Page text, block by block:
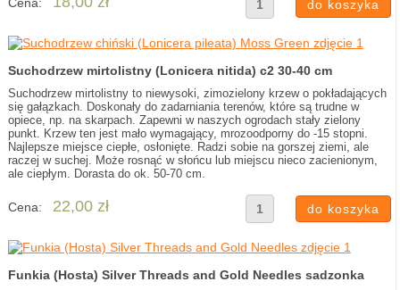
Suchodrzew mirtolistny (Lonicera nitida) c2 30-40 cm
Suchodrzew mirtolistny to niewysoki, zimozielony krzew o pokładających
się gałązkach. Doskonały do zadarniania terenów, które są trudne w
opiece, np. na skarpach. Zapewni w naszych ogrodach stały zielony
punkt. Krzew ten jest mało wymagający, mrozoodporny do -15 stopni.
Najlepsze miejsce ciepłe, osłonięte. Radzi sobie na gorszej ziemi, ale
raczej w suchej. Może rosnąć w słońcu lub miejscu nieco zacienionym,
ale ciepłym. Dorasta do ok. 50-70 cm.
Cena: 22,00 zł
Funkia (Hosta) Silver Threads and Gold Needles sadzonka